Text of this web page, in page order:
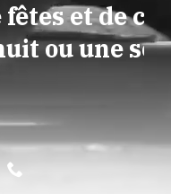
et de
ou une